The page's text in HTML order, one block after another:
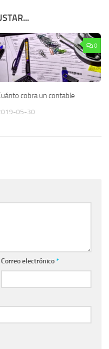
0
cobra un contable
05-30
Correo electrónico*